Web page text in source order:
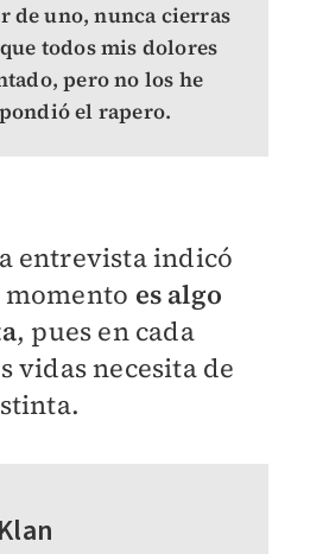
de uno, nunca cierras
todos mis dolores
pero no los he
el rapero.
entrevista indicó
momento es algo
, pues en cada
vidas necesita de